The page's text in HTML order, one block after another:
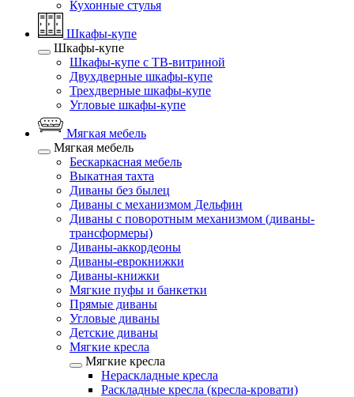
Кухонные стулья
Шкафы-купе
Шкафы-купе
Шкафы-купе с ТВ-витриной
Двухдверные шкафы-купе
Трехдверные шкафы-купе
Угловые шкафы-купе
Мягкая мебель
Мягкая мебель
Бескаркасная мебель
Выкатная тахта
Диваны без былец
Диваны с механизмом Дельфин
Диваны с поворотным механизмом (диваны-
трансформеры)
Диваны-аккордеоны
Диваны-еврокнижки
Диваны-книжки
Мягкие пуфы и банкетки
Прямые диваны
Угловые диваны
Детские диваны
Мягкие кресла
Мягкие кресла
Нераскладные кресла
Раскладные кресла (кресла-кровати)